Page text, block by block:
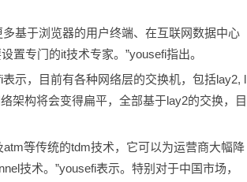
基于浏览器的用户终端、在互联网数据中心
置专门的it技术专家。”yousefi指出。
示，目前有各种网络层的交换机，包括lay2, l
架构将会变得扁平，全部基于lay2的交换，目
等传统的tdm技术，它可以为运营商大幅降
技术。”yousefi表示。特别对于中国市场，